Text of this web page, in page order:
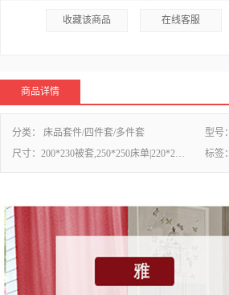
收藏该商品 在线客服
商品详情
分类： 床品套件/四件套/多件套 型号：
尺寸： 200*230被套,250*250床单|220*240被套,250*270床单 标签：